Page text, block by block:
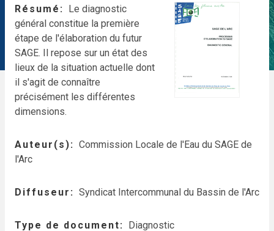
Résumé
Le diagnostic
général constitue la première
étape de l'élaboration du futur
SAGE. Il repose sur un état des
lieux de la situation actuelle dont
il s'agit de connaître
précisément les différentes
dimensions.
Auteur(s)
Commission Locale de l'Eau du SAGE de
l'Arc
Diffuseur Syndicat Intercommunal du Bassin de l'Arc
Type de document Diagnostic